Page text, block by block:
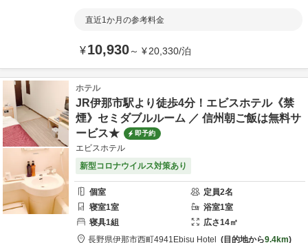
直近1か月の参考料金
¥10,930～ ¥20,330/泊
ホテル
JR伊那市駅より徒歩4分！エビスホテル《禁
煙》セミダブルルーム ／ 信州朝ご飯は無料サ
ービス★
即予約
エビスホテル
新型コロナウイルス対策あり
個室 定員2名
寝室1室 浴室1室
寝具1組 広さ14㎡
長野県伊那市西町4941 Ebisu Hotel 目的地から9.4km